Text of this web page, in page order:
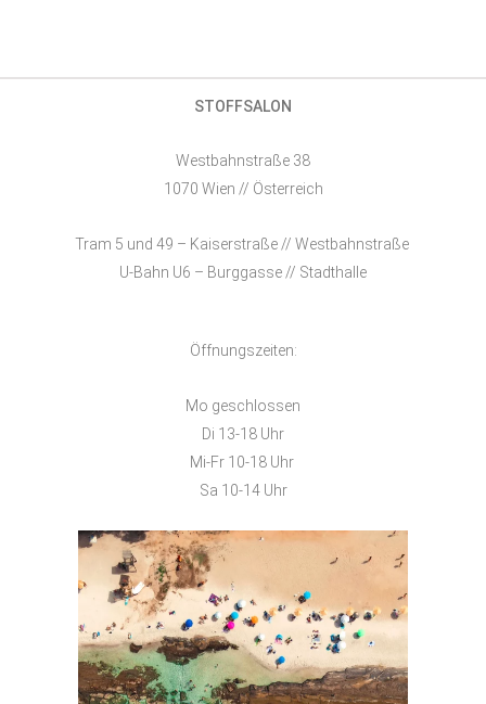
STOFFSALON
Westbahnstraße 38
1070 Wien // Österreich
Tram 5 und 49 – Kaiserstraße // Westbahnstraße
U-Bahn U6 – Burggasse // Stadthalle
Öffnungszeiten:
Mo geschlossen
Di 13-18 Uhr
Mi-Fr 10-18 Uhr
Sa 10-14 Uhr